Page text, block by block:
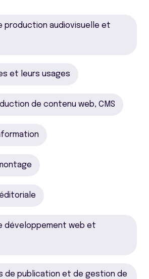
production audiovisuelle et
et leurs usages
de contenu web, CMS
développement web et
de publication et de gestion de